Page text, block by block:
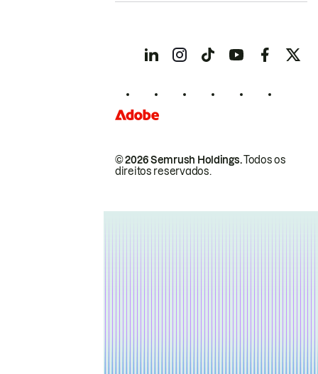
© 2026 Semrush Holdings.Todos os
direitos reservados.